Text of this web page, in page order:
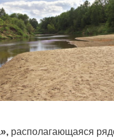
располагающаяся